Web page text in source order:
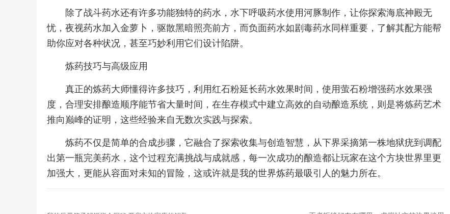
除了战斗药水还有许多功能独特的药水，水下呼吸药水使用河豚制作，让你探索海底神殿无
忧，夜视药水加入金萝卜，驱散黑暗照亮前方，而负面药水如剧毒药水同样重要，了解其配方能帮
助你应对各种状况，甚至巧妙利用它们设计陷阱。
炼药技巧与高级应用
真正的炼药大师懂得许多技巧，利用红石粉延长药水效果时间，使用萤石粉增强药水效果强
度，合理安排酿造顺序能节省大量时间，在生存模式中建立高效的自动酿造系统，则是将炼药艺术
推向巅峰的证明，这些经验来自无数次实践与探索。
炼药不仅是简单的合成步骤，它融合了探索收集与创造智慧，从下界采摘第一株地狱疣到调配
出第一瓶完美药水，这个过程充满挑战与成就感，每一次成功的酿造都让玩家在这个方块世界里更
加强大，更能从容面对未知的冒险，这或许就是我的世界炼药最吸引人的魅力所在。